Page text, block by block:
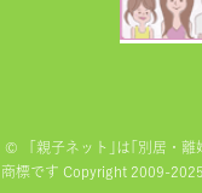
© 「親子ネット｣は｢別居・
商標です Copyright 2009-